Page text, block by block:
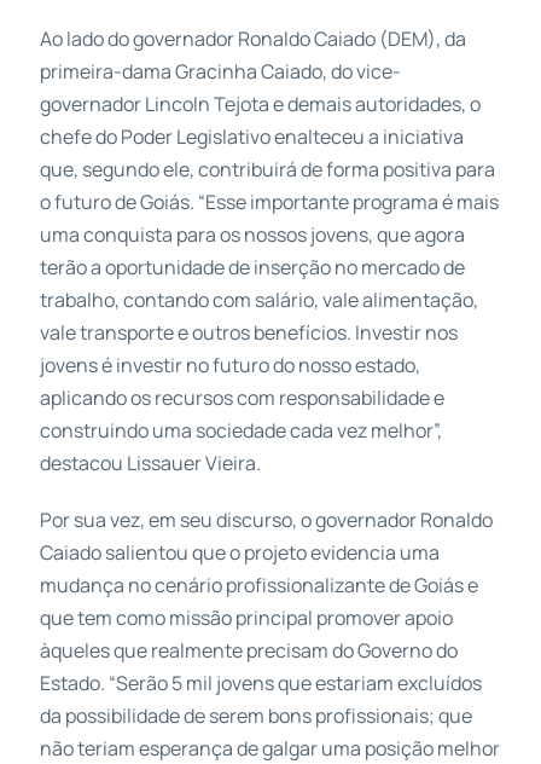
Ao lado do governador Ronaldo Caiado (DEM), da
primeira-dama Gracinha Caiado, do vice-
governador Lincoln Tejota e demais autoridades, o
chefe do Poder Legislativo enalteceu a iniciativa
que, segundo ele, contribuirá de forma positiva para
o futuro de Goiás. “Esse importante programa é mais
uma conquista para os nossos jovens, que agora
terão a oportunidade de inserção no mercado de
trabalho, contando com salário, vale alimentação,
vale transporte e outros benefícios. Investir nos
jovens é investir no futuro do nosso estado,
aplicando os recursos com responsabilidade e
construindo uma sociedade cada vez melhor”,
destacou Lissauer Vieira.
Por sua vez, em seu discurso, o governador Ronaldo
Caiado salientou que o projeto evidencia uma
mudança no cenário profissionalizante de Goiás e
que tem como missão principal promover apoio
àqueles que realmente precisam do Governo do
Estado. “Serão 5 mil jovens que estariam excluídos
da possibilidade de serem bons profissionais; que
não teriam esperança de galgar uma posição melhor